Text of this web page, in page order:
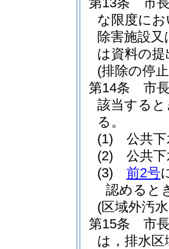
な限度に
除害施設
は資料の
(排除の停
第14条
市
該当する
る。
(1)
公共
(2)
公共
(3)
前2号
認めると
(区域外汚
第15条
市
は，排水